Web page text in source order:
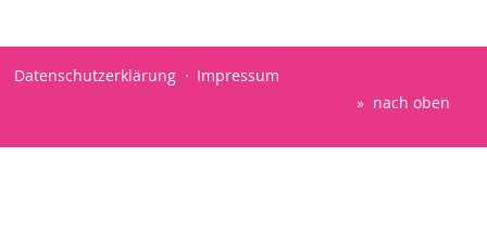
Datenschutzerklärung
Impressum
nach oben